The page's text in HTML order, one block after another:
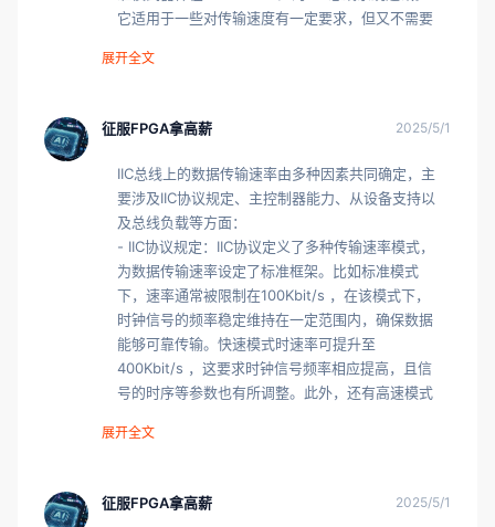
它适用于一些对传输速度有一定要求，但又不需要
EEPROM读写操作 。
可在速度混合的总线系统中双向通讯。在多主机系
统的高速模式中，不执行仲裁和时钟同步以加速位
处理能力，主机器件产生高低比为1:2的串行时钟
信号。常用于对数据传输速度要求较高的场景，如
高速存储设备的数据读写 。
- 超快速模式：速率最高可达5Mbit/s，该模式的
设备提供推挽式驱动器，消除了上拉电阻，从而允
许更高的传输速率。但超快速模式设备与双向I2C
总线设备不兼容，使用场景相对受限，主要应用于
对速率要求极高且对兼容性要求较低的特定领域
。
1Mbit/s的比特率传输信息，仍然完全向下兼容快
式器件相同的400pF负载下满足快速模式增强时序
展开全文
征服FPGA拿高薪 2025/5/1
IIC总线上的数据传输速率由多种因素共同确定，主
要涉及IIC协议规定、主控制器能力、从设备支持以
及总线负载等方面：
- IIC协议规定：IIC协议定义了多种传输速率模式，
为数据传输速率设定了标准框架。比如标准模式
下，速率通常被限制在100Kbit/s ，在该模式下，
时钟信号的频率稳定维持在一定范围内，确保数据
能够可靠传输。快速模式时速率可提升至
400Kbit/s ，这要求时钟信号频率相应提高，且信
号的时序等参数也有所调整。此外，还有高速模式
）等，不同模式适用于不同的应用场景和设备需
用，其自身性能对数据传输速率影响重大。主控制
展开全文
征服FPGA拿高薪 2025/5/1